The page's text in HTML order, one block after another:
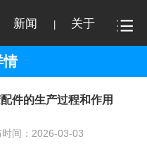
新闻 关于
情
件的生产过程和作用
时间：2026-03-03